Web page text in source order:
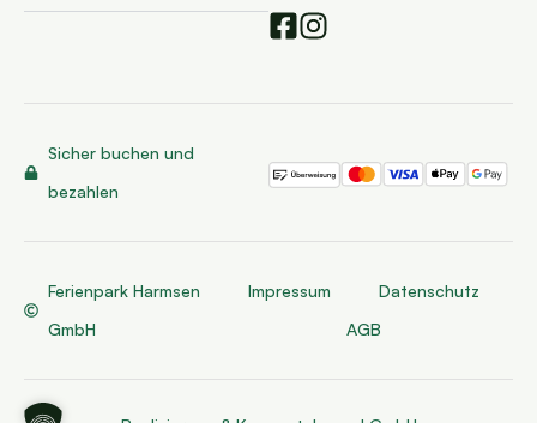
Sicher buchen und
bezahlen
Ferienpark Harmsen
GmbH
Impressum
Datenschutz
AGB